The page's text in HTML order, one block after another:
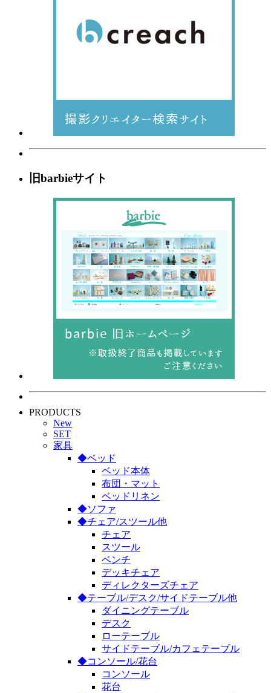
旧barbieサイト
PRODUCTS
New
SET
家具
◆ベッド
ベッド本体
布団・マット
ベッドリネン
◆ソファ
◆チェア/スツール他
チェア
スツール
ベンチ
デッキチェア
ディレクターズチェア
◆テーブル/デスク/サイドテーブル他
ダイニングテーブル
デスク
ローテーブル
サイドテーブル/カフェテーブル
◆コンソール/花台
コンソール
花台